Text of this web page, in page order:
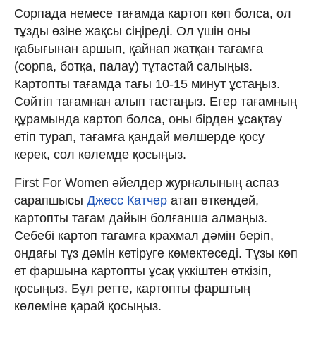
Сорпада немесе тағамда картоп көп болса, ол
тұзды өзіне жақсы сіңіреді. Ол үшін оны
қабығынан аршып, қайнап жатқан тағамға
(сорпа, ботқа, палау) тұтастай салыңыз.
Картопты тағамда тағы 10-15 минут ұстаңыз.
Сөйтіп тағамнан алып тастаңыз. Егер тағамның
құрамында картоп болса, оны бірден ұсақтау
етіп турап, тағамға қандай мөлшерде қосу
керек, сол көлемде қосыңыз.
First For Women әйелдер журналының аспаз
сарапшысы Джесс Катчер атап өткендей,
картопты тағам дайын болғанша алмаңыз.
Себебі картоп тағамға крахмал дәмін беріп,
ондағы тұз дәмін кетіруге көмектеседі. Тұзы көп
ет фаршына картопты ұсақ үккіштен өткізіп,
қосыңыз. Бұл ретте, картопты фарштың
көлеміне қарай қосыңыз.